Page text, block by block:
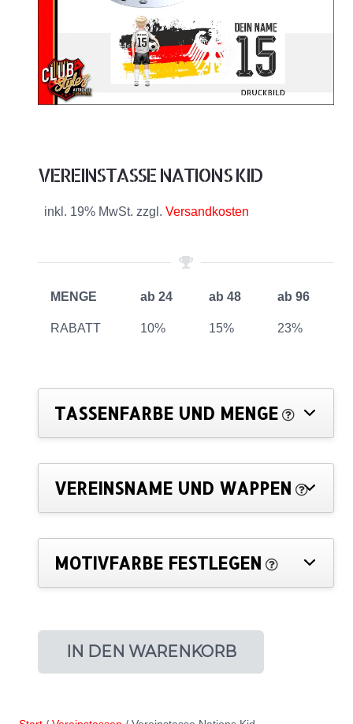
VEREINSTASSE NATIONS KID
inkl. 19% MwSt. zzgl. Versandkosten
MENGE ab 24 ab 48 ab 96
RABATT 10% 15% 23%
TASSENFARBE UND MENGE
VEREINSNAME UND WAPPEN
MOTIVFARBE FESTLEGEN
IN DEN WARENKORB